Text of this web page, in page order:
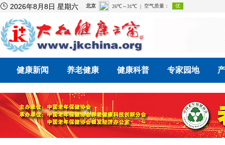
 2026年8月8日 星期六
健康新闻 养老健康 健康科普 专家园地